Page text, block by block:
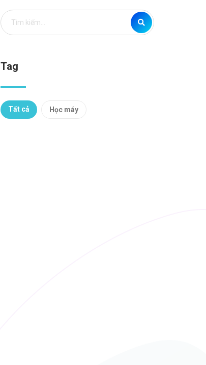
Tag
Tất cả Học máy